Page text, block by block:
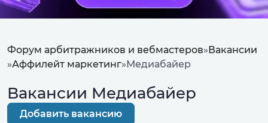
Форум арбитражников и вебмастеров»Вакансии
»Аффилейт маркетинг»Медиабайер
Вакансии Медиабайер
Добавить вакансию